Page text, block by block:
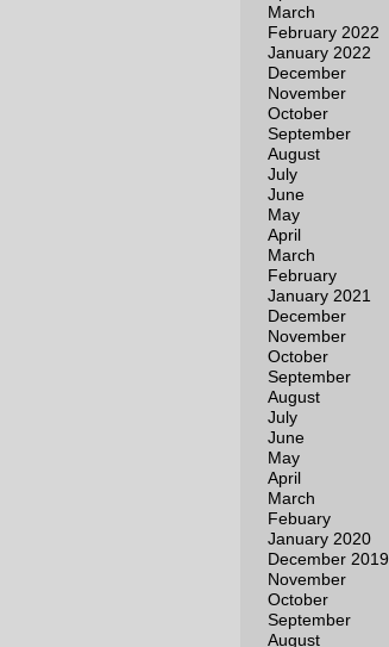
March
February 2022
January 2022
December
November
October
September
August
July
June
May
April
March
February
January 2021
December
November
October
September
August
July
June
May
April
March
Febuary
January 2020
December 2019
November
October
September
August